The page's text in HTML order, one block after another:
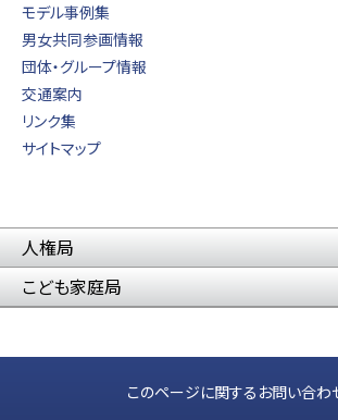
モデル事例集
男女共同参画情報
団体・グループ情報
交通案内
リンク集
サイトマップ
人権局
こども家庭局
このページに関するお問い合わ